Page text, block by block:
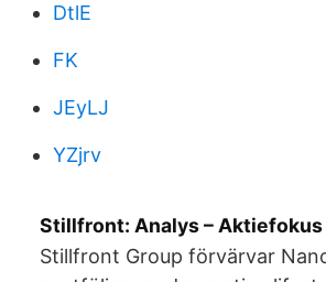
DtlE
FK
JEyLJ
YZjrv
Stillfront: Analys – Aktiefokus
Stillfront Group förvärvar